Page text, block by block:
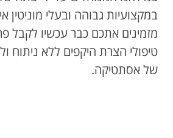
במקצועיות גבוהה ובעלי מוניטין
מזמינים אתכם כבר עכשיו לקבל
טיפולי הצרת היקפים ללא ניתוח
של אסתטיקה.